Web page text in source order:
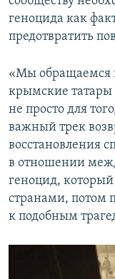
геноцида как
предотвратить
«Мы обращаемся
крымские
не просто для
важный трек
восстановления
в отношении
геноцид,
странами, потом
к подобным